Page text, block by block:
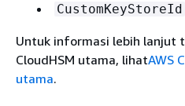
CustomKeyStoreId
Untuk informasi lebih lanjut
CloudHSM utama, lihatAWS
utama.